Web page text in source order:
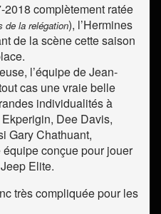
complètement ratée
de la relégation), l’Hermines
de la scène cette saison
l’équipe de Jean-
cas une vraie belle
individualités à
Dee Davis,
Gary Chathuant,
conçue pour jouer
Elite.
très compliquée pour les